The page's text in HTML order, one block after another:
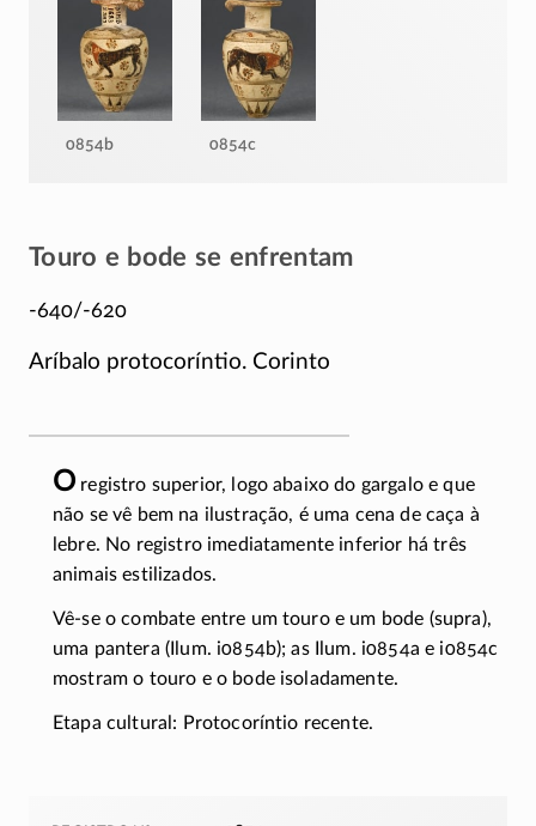
0854b 0854c
Touro e bode se enfrentam
-640/-620
Aríbalo protocoríntio. Corinto
O registro superior, logo abaixo do gargalo e que
não se vê bem na ilustração, é uma cena de caça à
lebre. No registro imediatamente inferior há três
animais estilizados.
Vê-se o combate entre um touro e um bode (supra),
uma pantera (Ilum. i0854b); as Ilum. i0854a e i0854c
mostram o touro e o bode isoladamente.
Etapa cultural: Protocoríntio recente.